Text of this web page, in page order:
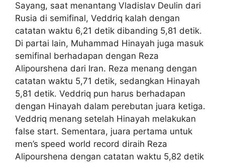
Sayang, saat menantang Vladislav Deulin dari
Rusia di semifinal, Veddriq kalah dengan
catatan waktu 6,21 detik dibanding 5,81 detik.
Di partai lain, Muhammad Hinayah juga masuk
semifinal berhadapan dengan Reza
Alipourshena dari Iran. Reza menang dengan
catatan waktu 5,71 detik, sedangkan Hinayah
5,81 detik. Veddriq pun harus berhadapan
dengan Hinayah dalam perebutan juara ketiga.
Veddriq menang setelah Hinayah melakukan
false start. Sementara, juara pertama untuk
men’s speed world record diraih Reza
Alipourshena dengan catatan waktu 5,82 detik